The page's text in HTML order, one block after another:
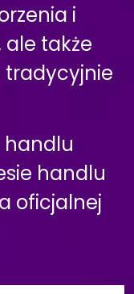
i
także
tradycyjnie
handlu
handlu
oficjalnej